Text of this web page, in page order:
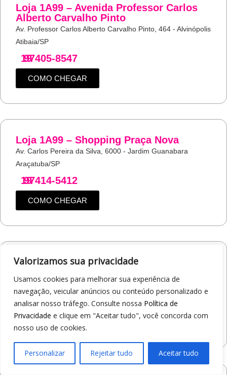
Valorizamos sua privacidade
Usamos cookies para melhorar sua experiência de
navegação, veicular anúncios ou conteúdo personalizado e
analisar nosso tráfego. Consulte nossa Política de
Privacidade e clique em "Aceitar tudo", você concorda com
nosso uso de cookies.
Personalizar Rejeitar tudo Aceitar tudo
Loja 1A99 – Avenida Professor Carlos
Alberto Carvalho Pinto
Av. Professor Carlos Alberto Carvalho Pinto, 464 - Alvinópolis
Atibaia/SP
19
97405-8547
COMO CHEGAR
Loja 1A99 – Shopping Praça Nova
Av. Carlos Pereira da Silva, 6000 - Jardim Guanabara
Araçatuba/SP
19
97414-5412
COMO CHEGAR
Loja 1A99 – Shopping Jaraguá
19
97412-5359
COMO CHEGAR